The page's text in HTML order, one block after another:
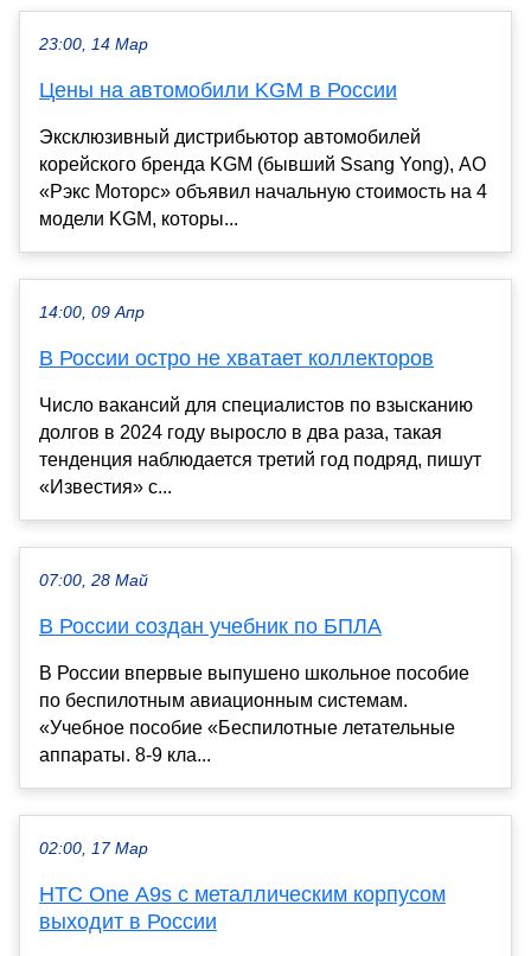
23:00, 14 Мар
Цены на автомобили KGM в России
Эксклюзивный дистрибьютор автомобилей
корейского бренда KGM (бывший Ssang Yong), АО
«Рэкс Моторс» объявил начальную стоимость на 4
модели KGM, которы...
14:00, 09 Апр
В России остро не хватает коллекторов
Число вакансий для специалистов по взысканию
долгов в 2024 году выросло в два раза, такая
тенденция наблюдается третий год подряд, пишут
«Известия» с...
07:00, 28 Май
В России создан учебник по БПЛА
В России впервые выпушено школьное пособие
по беспилотным авиационным системам.
«Учебное пособие «Беспилотные летательные
аппараты. 8-9 кла...
02:00, 17 Мар
HTC One A9s с металлическим корпусом
выходит в России